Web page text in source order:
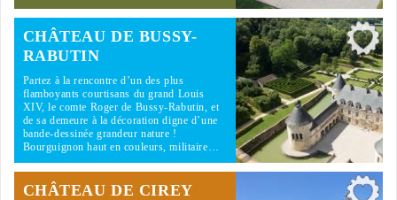
CHÂTEAU DE BUSSY-
RABUTIN
Partez à la rencontre d’un des plus
flamboyants courtisans du grand Louis
XIV, le comte Roger de Bussy-Rabutin, et
de sa demeure à la décoration digne d’une
bande-dessinée grandeur nature !
Bourguignon haut en couleurs, militaire…
CHÂTEAU DE CIREY